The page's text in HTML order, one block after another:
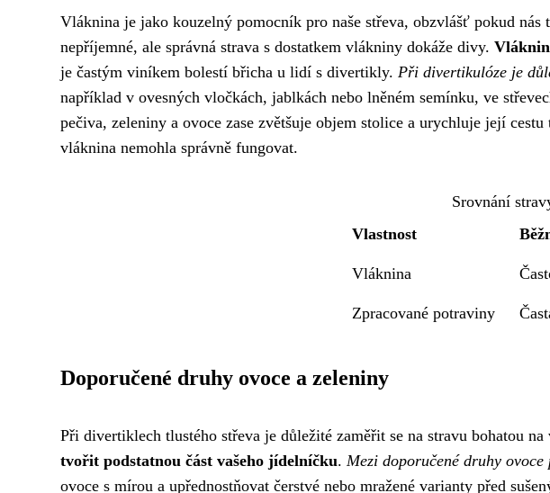
Vláknina je jako kouzelný pomocník pro naše střeva, obzvlášť pokud
nepříjemné, ale správná strava s dostatkem vlákniny dokáže divy.
je častým viníkem bolestí břicha u lidí s divertikly. Při divertikulóze je
například v ovesných vločkách, jablkách nebo lněném semínku, ve
pečiva, zeleniny a ovoce zase zvětšuje objem stolice a urychluje její
vláknina nemohla správně fungovat.
Srovnání
Vlastnost
Vláknina
Zpracované potraviny
Doporučené druhy ovoce a zeleniny
Při divertiklech tlustého střeva je důležité zaměřit se na stravu bohatou
tvořit podstatnou část vašeho jídelníčku. Mezi doporučené druhy
ovoce s mírou a upřednostňovat čerstvé nebo mražené varianty před